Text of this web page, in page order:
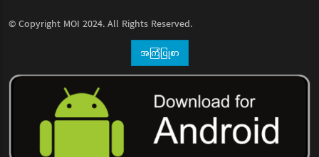
© Copyright MOI 2024. All Rights Reserved.
အကြံပြုစာ